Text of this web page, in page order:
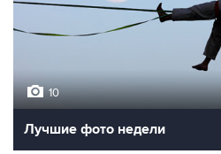
10
Лучшие фото недели